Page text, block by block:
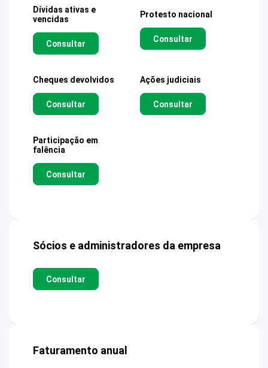
Dívidas ativas e
vencidas
Consultar
Protesto nacional
Consultar
Cheques devolvidos
Consultar
Ações judiciais
Consultar
Participação em
falência
Consultar
Sócios e administradores da empresa
Consultar
Faturamento anual